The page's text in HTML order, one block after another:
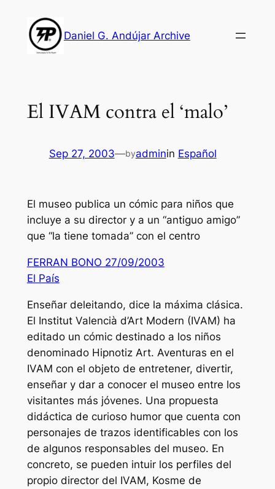
content
Daniel G. Andújar Archive
El IVAM contra el ‘malo’
Sep 27, 2003—byadminin Español
El museo publica un cómic para niños que
incluye a su director y a un “antiguo amigo”
que “la tiene tomada” con el centro
FERRAN BONO 27/09/2003
El País
Enseñar deleitando, dice la máxima clásica.
El Institut Valencià d’Art Modern (IVAM) ha
editado un cómic destinado a los niños
denominado Hipnotiz Art. Aventuras en el
IVAM con el objeto de entretener, divertir,
enseñar y dar a conocer el museo entre los
visitantes más jóvenes. Una propuesta
didáctica de curioso humor que cuenta con
personajes de trazos identificables con los
de algunos responsables del museo. En
concreto, se pueden intuir los perfiles del
propio director del IVAM, Kosme de